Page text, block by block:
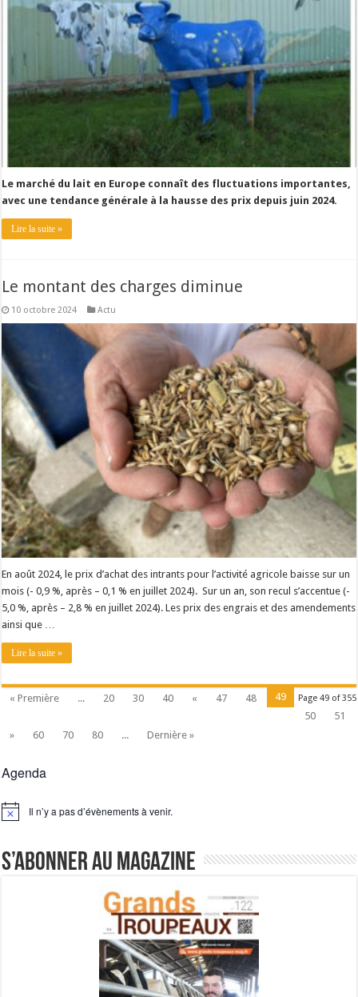
Le marché du lait en Europe connaît des fluctuations importantes,
avec une tendance générale à la hausse des prix depuis juin 2024.
Lire la suite »
Le montant des charges diminue
10 octobre 2024 Actu
En août 2024, le prix d’achat des intrants pour l’activité agricole baisse sur un
mois (- 0,9 %, après – 0,1 % en juillet 2024). Sur un an, son recul s’accentue (-
5,0 %, après – 2,8 % en juillet 2024). Les prix des engrais et des amendements
ainsi que …
Lire la suite »
Page 49 of 355
« Première ... 20 30 40 « 47 48
49
50
51
»
60 70 80 ... Dernière »
Agenda
Notice Il n’y a pas d’évènements à venir.
S’abonner au magazine